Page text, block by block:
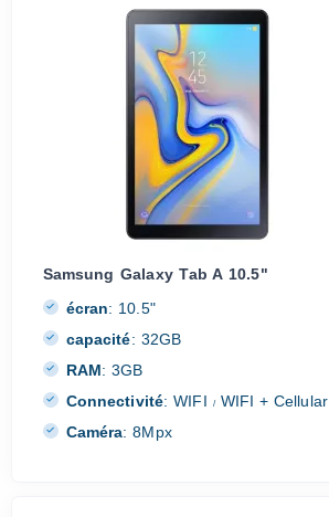
Samsung Galaxy Tab A 10.5"
écran: 10.5"
capacité: 32GB
RAM: 3GB
Connectivité: WIFI /WIFI + Cellular
Caméra: 8Mpx